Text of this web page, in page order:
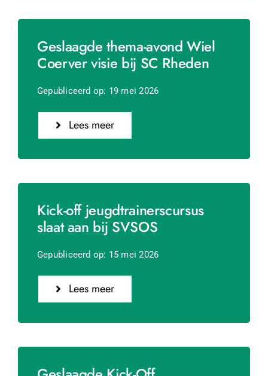
Geslaagde thema-avond Wiel
Coerver visie bij SC Rheden
Gepubliceerd op: 19 mei 2026
Lees meer
Kick-off jeugdtrainerscursus
slaat aan bij SVSOS
Gepubliceerd op: 15 mei 2026
Lees meer